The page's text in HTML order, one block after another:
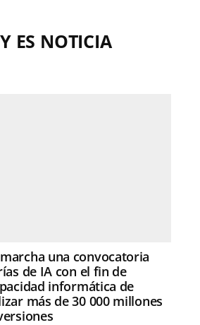
ES NOTICIA
una convocatoria
de IA con el fin de
informática de
más de 30 000 millones